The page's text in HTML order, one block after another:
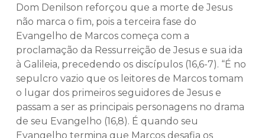
Dom Denilson reforçou que a morte de Jesus
não marca o fim, pois a terceira fase do
Evangelho de Marcos começa com a
proclamação da Ressurreição de Jesus e sua ida
à Galileia, precedendo os discípulos (16,6-7). “É no
sepulcro vazio que os leitores de Marcos tomam
o lugar dos primeiros seguidores de Jesus e
passam a ser as principais personagens no drama
de seu Evangelho (16,8). É quando seu
Evangelho termina que Marcos desafia os